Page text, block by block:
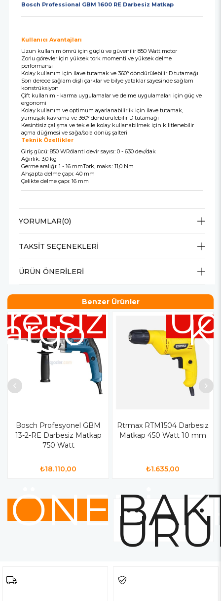
Bosch Professional GBM 1600 RE Darbesiz Matkap
Kullanıcı Avantajları
Uzun kullanım ömrü için güçlü ve güvenilir 850 Watt motor
Zorlu görevler için yüksek tork momenti ve yüksek delme
performansı
Kolay kullanım için ilave tutamak ve 360° döndürülebilir D tutamağı
Son derece sağlam dişli çarklar ve bilye yataklar sayesinde sağlam
konstrüksiyon
Çift kullanım - karma uygulamalar ve delme uygulamaları için güç ve
ergonomi
Kolay kullanım ve optimum ayarlanabilirlik için ilave tutamak,
yumuşak kavrama ve 360° döndürülebilir D tutamağı
Kesintisiz çalışma ve tek elle kolay kullanabilmek için kilitlenebilir
açma düğmesi ve sağa/sola dönüş şalteri
Teknik Özellikler
Giriş gücü: 850 WRölanti devir sayısı: 0 - 630 dev/dak
Ağırlık: 3,0 kg
Germe aralığı: 1 - 16 mmTork, maks.: 11,0 Nm
Ahşapta delme çapı: 40 mm
Çelikte delme çapı: 16 mm
YORUMLAR(0)
TAKSIT SEÇENEKLERI
ÜRÜN ÖNERILERI
Benzer Ürünler
Bosch Profesyonel GBM
13-2-RE Darbesiz Matkap
750 Watt
₺18.110,00
Rtrmax RTM1504 Darbesiz
Matkap 450 Watt 10 mm
₺1.635,00